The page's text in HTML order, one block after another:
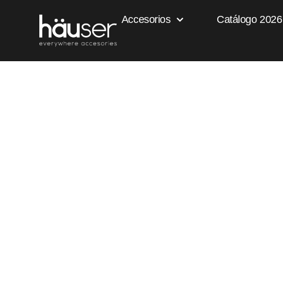
Accesorios Catálogo 2026